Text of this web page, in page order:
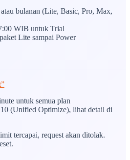
bulanan (Lite, Basic, Pro, Max,
WIB untuk Trial
Lite sampai Power
untuk semua plan
(Unified Optimize), lihat detail di
tercapai, request akan ditolak.